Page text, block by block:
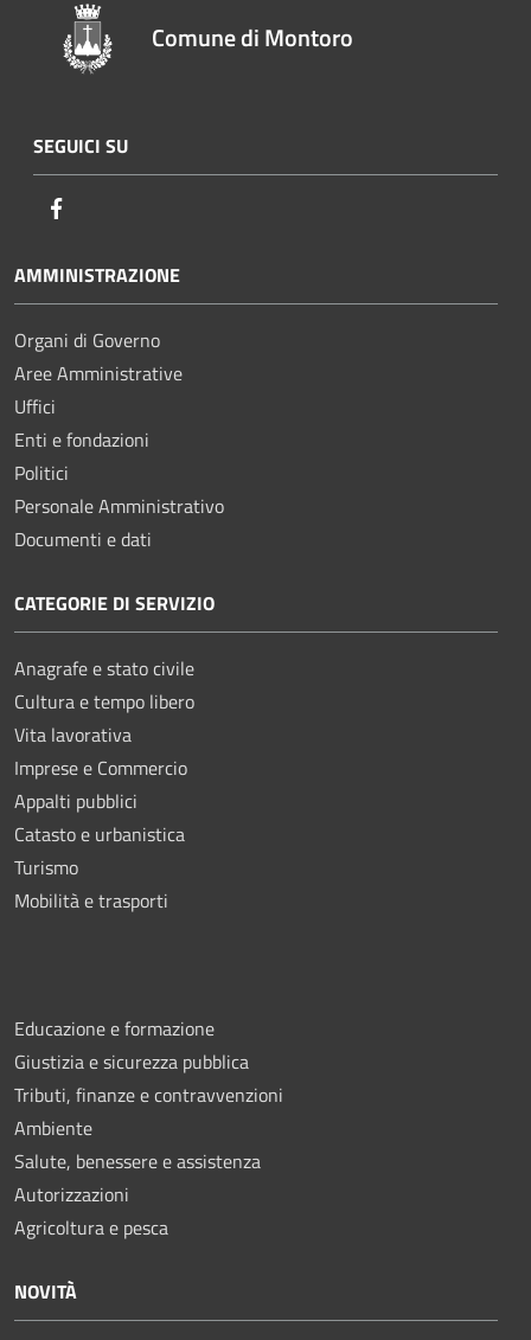
Comune di Montoro
SEGUICI SU
AMMINISTRAZIONE
Organi di Governo
Aree Amministrative
Uffici
Enti e fondazioni
Politici
Personale Amministrativo
Documenti e dati
CATEGORIE DI SERVIZIO
Anagrafe e stato civile
Cultura e tempo libero
Vita lavorativa
Imprese e Commercio
Appalti pubblici
Catasto e urbanistica
Turismo
Mobilità e trasporti
Educazione e formazione
Giustizia e sicurezza pubblica
Tributi, finanze e contravvenzioni
Ambiente
Salute, benessere e assistenza
Autorizzazioni
Agricoltura e pesca
NOVITÀ